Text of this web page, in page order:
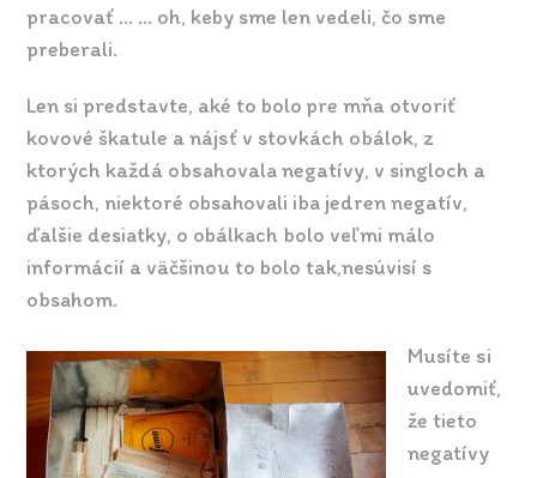
pracovať … … oh, keby sme len vedeli, čo sme
preberali.
Len si predstavte, aké to bolo pre mňa otvoriť
kovové škatule a nájsť v stovkách obálok, z
ktorých každá obsahovala negatívy, v singloch a
pásoch, niektoré obsahovali iba jedren negatív,
ďalšie desiatky, o obálkach bolo veľmi málo
informácií a väčšinou to bolo tak,nesúvisí s
obsahom.
Musíte si
uvedomiť,
že tieto
negatívy